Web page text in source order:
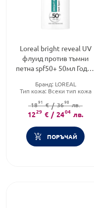
Loreal bright reveal UV
флуид против тъмни
петна spf50+ 50мл Годен
Бранд: LOREAL
Тип кожа: Всеки тип кожа
козметика
1891 € / 3698 лв.
1229 € / 2404 лв.
ПОРЪЧАЙ